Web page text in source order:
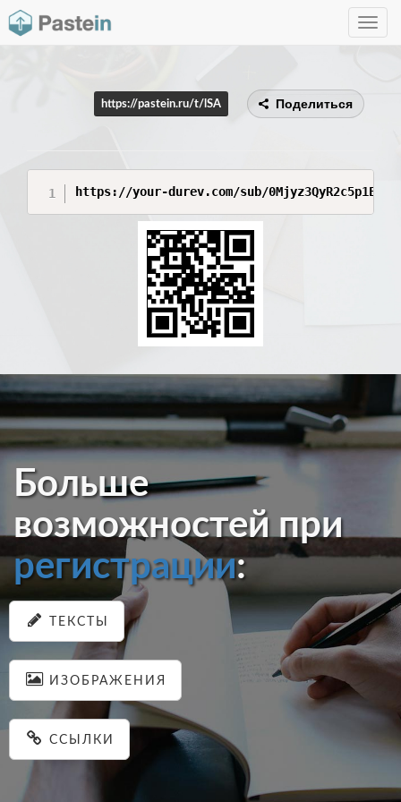
Toggle
https://pastein.ru/t/lSA Поделиться
https://your-durev.com/sub/
Больше
возможностей при
регистрации:
ТЕКСТЫ
ИЗОБРАЖЕНИЯ
ССЫЛКИ